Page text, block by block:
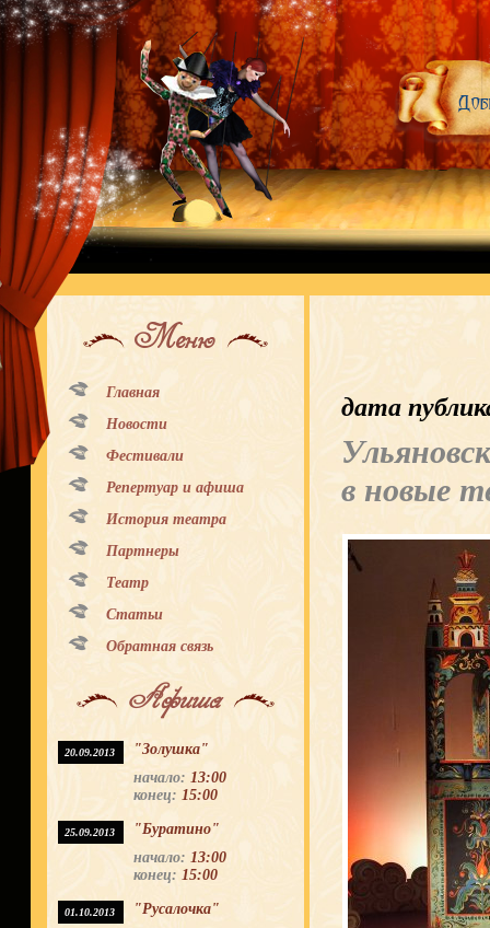
Меню
Главная
Новости
Фестивали
Репертуар и афиша
История театра
Партнеры
Театр
Статьи
Обратная связь
Афиша
20.09.2013
"Золушка"
начало:13:00
конец:15:00
25.09.2013
"Буратино"
начало:13:00
конец:15:00
01.10.2013
"Русалочка"
дата
в новые